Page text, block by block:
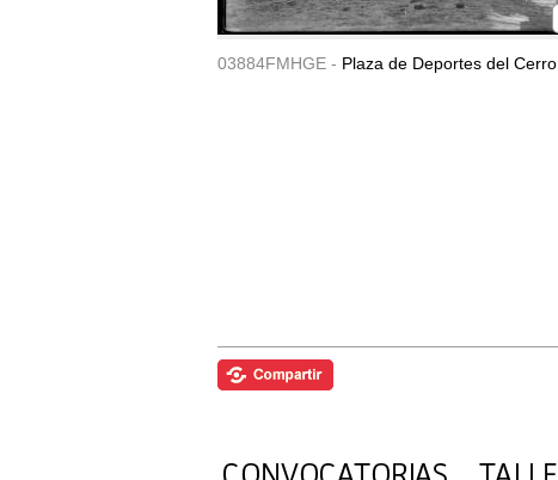
03884FMHGE - Plaza de Deportes del Cerro.